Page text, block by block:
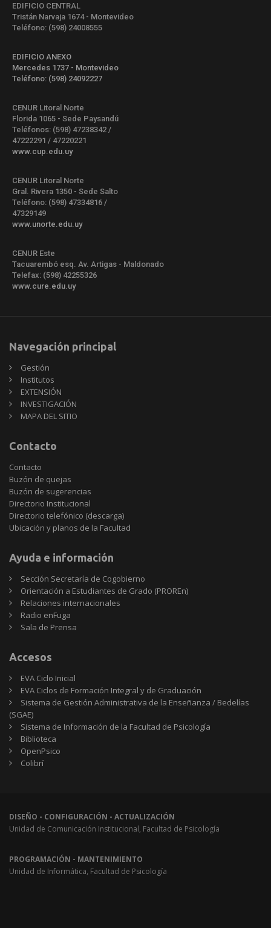
EDIFICIO CENTRAL
Tristán Narvaja 1674 - Montevideo
Teléfono: (598) 24008555
EDIFICIO ANEXO
Mercedes 1737 - Montevideo
Teléfono: (598) 24092227
CENUR Litoral Norte
Florida 1065 - Sede Paysandú
Teléfonos: (598) 47238342 /
47222291 / 47220221
www.cup.edu.uy
CENUR Litoral Norte
Gral. Rivera 1350 - Sede Salto
Teléfono: (598) 47334816 /
47329149
www.unorte.edu.uy
CENUR Este
Tacuarembó esq. Av. Artigas - Maldonado
Telefax: (598) 42255326
www.cure.edu.uy
Navegación principal
Gestión
Institutos
EXTENSIÓN
INVESTIGACIÓN
MAPA DEL SITIO
Contacto
Contacto
Buzón de quejas
Buzón de sugerencias
Directorio Institucional
Directorio telefónico (descarga)
Ubicación y planos de la Facultad
Ayuda e información
Sección Secretaría de Cogobierno
Orientación a Estudiantes de Grado (PROREn)
Relaciones internacionales
Radio enFuga
Sala de Prensa
Accesos
EVA Ciclo Inicial
EVA Ciclos de Formación Integral y de Graduación
Sistema de Gestión Administrativa de la Enseñanza / Bedelías
(SGAE)
Sistema de Información de la Facultad de Psicología
Biblioteca
OpenPsico
Colibrí
DISEÑO - CONFIGURACIÓN - ACTUALIZACIÓN
Unidad de Comunicación Institucional, Facultad de Psicología
PROGRAMACIÓN - MANTENIMIENTO
Unidad de Informática, Facultad de Psicología